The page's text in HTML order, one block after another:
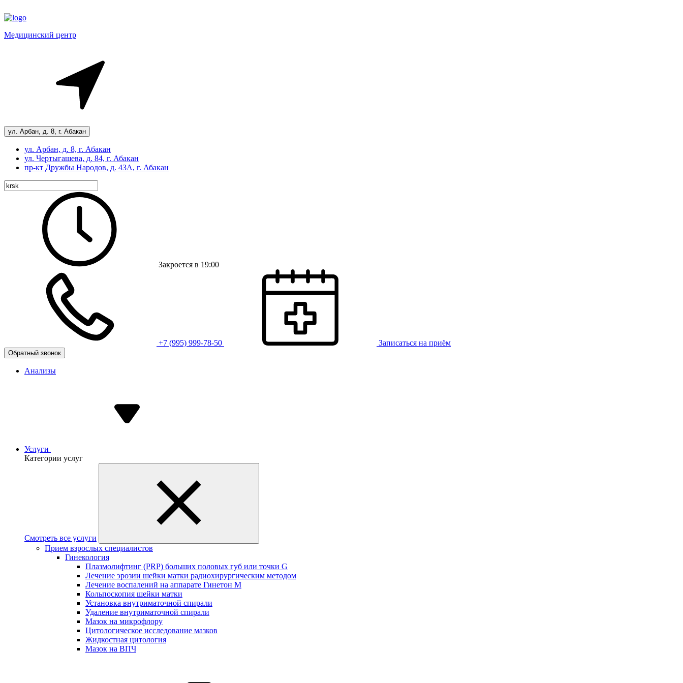
Медицинский центр
ул. Арбан, д. 8, г. Абакан
ул. Арбан, д. 8, г. Абакан
ул. Чертыгашева, д. 84, г. Абакан
пр-кт Дружбы Народов, д. 43А, г. Абакан
Закроется в 19:00
+7 (995) 999-78-50 Записаться на приём
Обратный звонок
Анализы
Услуги
Категории услуг
Смотреть все услуги
Прием взрослых специалистов
Гинекология
Плазмолифтинг (PRP) больших половых губ или точки G
Лечение эрозии шейки матки радиохирургическим методом
Лечение воспалений на аппарате Гинетон М
Кольпоскопия шейки матки
Установка внутриматочной спирали
Удаление внутриматочной спирали
Мазок на микрофлору
Цитологическое исследование мазков
Жидкостная цитология
Мазок на ВПЧ